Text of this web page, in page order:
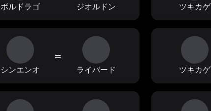
ボルドラゴ ジオルドン ツキカゲ
シンエンオ
=
ライバード ツキカゲ